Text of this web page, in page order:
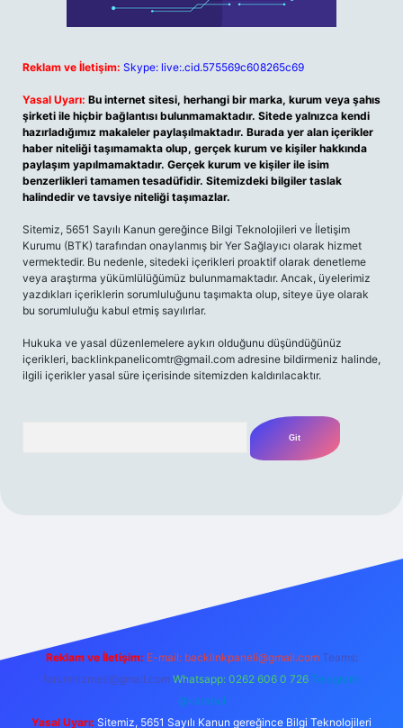
Reklam ve İletişim: Skype: live:.cid.575569c608265c69
Yasal Uyarı: Bu internet sitesi, herhangi bir marka, kurum veya şahıs
şirketi ile hiçbir bağlantısı bulunmamaktadır. Sitede yalnızca kendi
hazırladığımız makaleler paylaşılmaktadır. Burada yer alan içerikler
haber niteliği taşımamakta olup, gerçek kurum ve kişiler hakkında
paylaşım yapılmamaktadır. Gerçek kurum ve kişiler ile isim
benzerlikleri tamamen tesadüfidir. Sitemizdeki bilgiler taslak
halindedir ve tavsiye niteliği taşımazlar.
Sitemiz, 5651 Sayılı Kanun gereğince Bilgi Teknolojileri ve İletişim
Kurumu (BTK) tarafından onaylanmış bir Yer Sağlayıcı olarak hizmet
vermektedir. Bu nedenle, sitedeki içerikleri proaktif olarak denetleme
veya araştırma yükümlülüğümüz bulunmamaktadır. Ancak, üyelerimiz
yazdıkları içeriklerin sorumluluğunu taşımakta olup, siteye üye olarak
bu sorumluluğu kabul etmiş sayılırlar.
Hukuka ve yasal düzenlemelere aykırı olduğunu düşündüğünüz
içerikleri, backlinkpanelicomtr@gmail.com adresine bildirmeniz halinde,
ilgili içerikler yasal süre içerisinde sitemizden kaldırılacaktır.
Reklam ve İletişim: E-mail: backlinkpaneli@gmail.com Teams:
forumhizmeti@gmail.com Whatsapp: 0262 606 0 726 Telegram:
@karabul
Yasal Uyarı: Sitemiz, 5651 Sayılı Kanun gereğince Bilgi Teknolojileri